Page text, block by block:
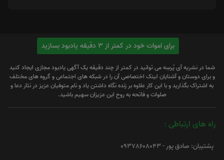
برای اموات خود در کمتر از 3 دقیقه یادبود بسازید
شما در نشریه آی پُرسِه می توانید در کمتر از چند دقیقه یک آگهی یادبود مجازی ایجاد کنید
و برای دوستان و آشنایان لینک اختصاصی آن را در شبکه های اجتماعی و گروه های مختلف
به اشتراک بگذارید و با این کار علاوه بر زنده نگاه داشتن یاد و نام متوفیان عزیز در نثار دعا و
صلوات و فاتحه به روح این عزیزان سهیم باشید.
راه های ارتباطی :
پشتیبان: صادق پور - 09378608043